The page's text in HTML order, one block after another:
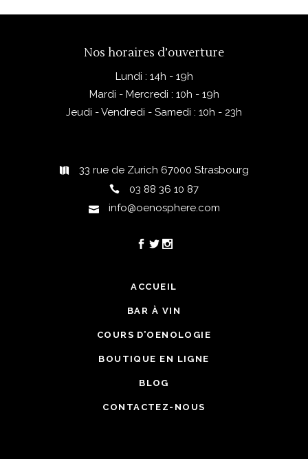
Nos horaires d’ouverture
Lundi : 14h - 19h
Mardi - Mercredi : 10h - 19h
Jeudi - Vendredi - Samedi : 10h - 23h
33 rue de Zurich 67000 Strasbourg
03 88 36 10 87
info@oenosphere.com
ACCUEIL
BAR À VIN
COURS D’OENOLOGIE
BOUTIQUE EN LIGNE
BLOG
CONTACTEZ-NOUS